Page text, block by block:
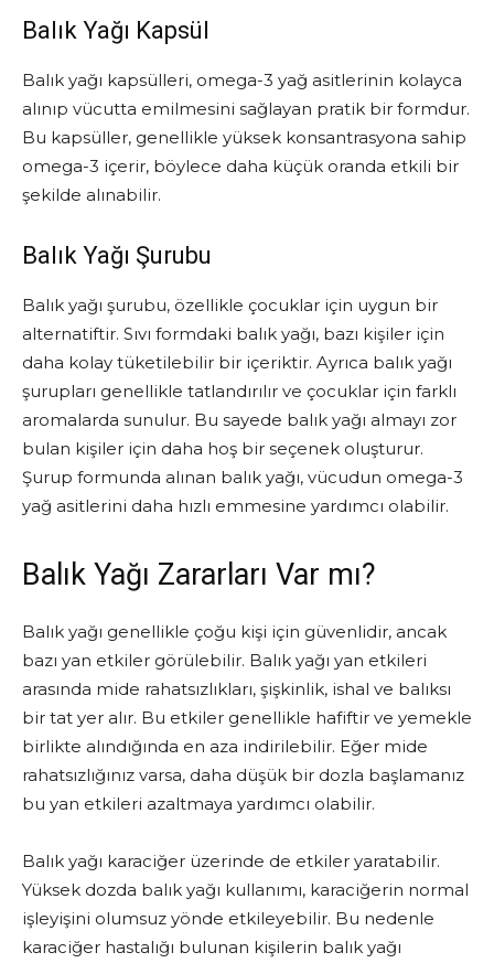
Balık Yağı Kapsül
Balık yağı kapsülleri, omega-3 yağ asitlerinin kolayca
alınıp vücutta emilmesini sağlayan pratik bir formdur.
Bu kapsüller, genellikle yüksek konsantrasyona sahip
omega-3 içerir, böylece daha küçük oranda etkili bir
şekilde alınabilir.
Balık Yağı Şurubu
Balık yağı şurubu, özellikle çocuklar için uygun bir
alternatiftir. Sıvı formdaki balık yağı, bazı kişiler için
daha kolay tüketilebilir bir içeriktir. Ayrıca balık yağı
şurupları genellikle tatlandırılır ve çocuklar için farklı
aromalarda sunulur. Bu sayede balık yağı almayı zor
bulan kişiler için daha hoş bir seçenek oluşturur.
Şurup formunda alınan balık yağı, vücudun omega-3
yağ asitlerini daha hızlı emmesine yardımcı olabilir.
Balık Yağı Zararları Var mı?
Balık yağı genellikle çoğu kişi için güvenlidir, ancak
bazı yan etkiler görülebilir. Balık yağı yan etkileri
arasında mide rahatsızlıkları, şişkinlik, ishal ve balıksı
bir tat yer alır. Bu etkiler genellikle hafiftir ve yemekle
birlikte alındığında en aza indirilebilir. Eğer mide
rahatsızlığınız varsa, daha düşük bir dozla başlamanız
bu yan etkileri azaltmaya yardımcı olabilir.
Balık yağı karaciğer üzerinde de etkiler yaratabilir.
Yüksek dozda balık yağı kullanımı, karaciğerin normal
işleyişini olumsuz yönde etkileyebilir. Bu nedenle
karaciğer hastalığı bulunan kişilerin balık yağı